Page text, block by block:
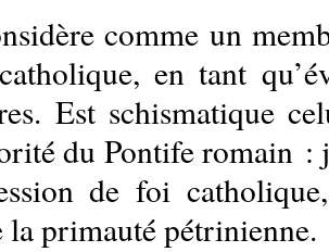
comme un
en tant
Est schismatique
du Pontife romain :
de foi
la primauté pétrinienne.